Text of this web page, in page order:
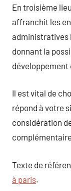
En troisième
affranchit les
administratives
donnant la
développement
Il est vital de
répond à votre
considération
Texte de
à paris.